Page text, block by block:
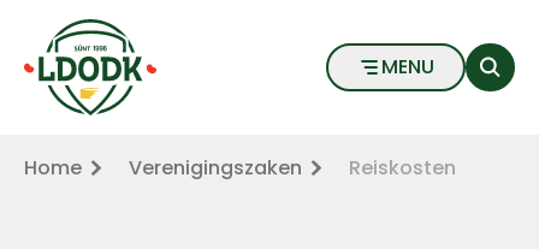
Naar hoofdinhoud
Naar voettekst
Reiskosten - LDODK
MENU
Home Verenigingszaken Reiskosten